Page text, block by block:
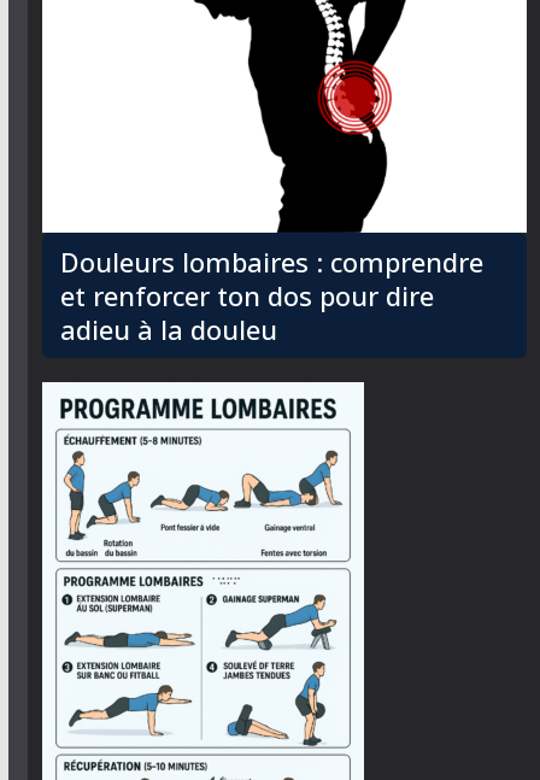
Douleurs lombaires : comprendre
et renforcer ton dos pour dire
adieu à la douleu